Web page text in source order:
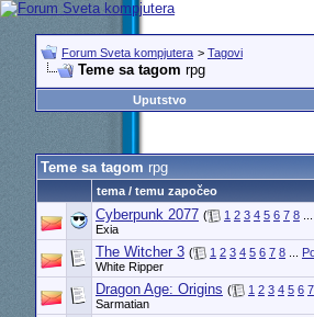
Forum Sveta kompjutera > Tagovi
Teme sa tagom rpg
Uputstvo
Teme sa tagom rpg
tema / temu započeo
Cyberpunk 2077 ( 1 2 3 4 5 6 7 8...
Exia
The Witcher 3 ( 1 2 3 4 5 6 7 8...
White Ripper
Dragon Age: Origins ( 1 2 3 4 5 6 7
Sarmatian